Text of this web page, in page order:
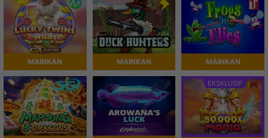
MAINKAN MAINKAN MAINKAN
EKSKLUSIF